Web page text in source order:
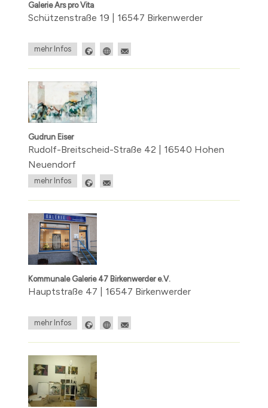
Galerie Ars pro Vita
Schützenstraße 19 | 16547 Birkenwerder
mehr Infos
Gudrun Eiser
Rudolf-Breitscheid-Straße 42 | 16540 Hohen
Neuendorf
mehr Infos
Kommunale Galerie 47 Birkenwerder e.V.
Hauptstraße 47 | 16547 Birkenwerder
mehr Infos